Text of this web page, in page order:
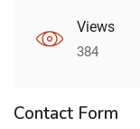
Views
384
Contact Form